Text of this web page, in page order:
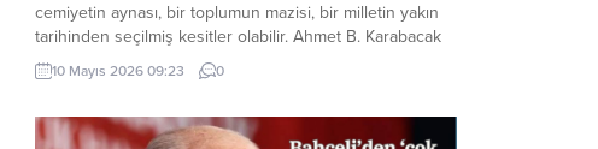
cemiyetin aynası, bir toplumun mazisi, bir milletin yakın
tarihinden seçilmiş kesitler olabilir. Ahmet B. Karabacak
Beyefendinin Üç Hilâl’in Hikâyesi kitabını okuduğumda
bunu düşündüm. Bilgeoğuz Yayınları’ndan çıkan 280
10 Mayıs 2026 09:23 0